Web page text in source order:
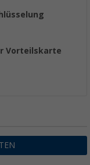
Vorteilskarte